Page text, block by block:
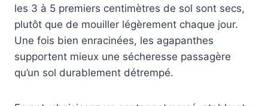
les 3 à 5 premiers centimètres de sol sont secs,
plutôt que de mouiller légèrement chaque jour.
Une fois bien enracinées, les agapanthes
supportent mieux une sécheresse passagère
qu’un sol durablement détrempé.